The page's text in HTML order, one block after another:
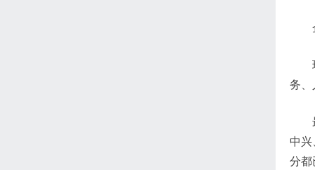
务、
中
分都